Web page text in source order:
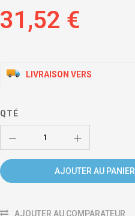
31,52 €
LIVRAISON VERS
QTÉ
AJOUTER AU PANIER
AJOUTER AU COMPARATEUR